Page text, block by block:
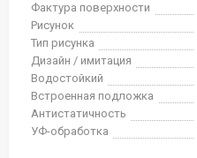
Фактура поверхности
Рисунок
Тип рисунка
Дизайн / имитация
Водостойкий
Встроенная подложка
Антистатичность
УФ-обработка